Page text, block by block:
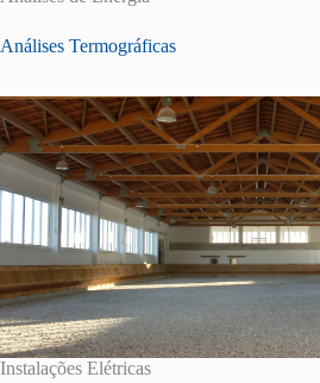
Análises Termográficas
Instalações Elétricas